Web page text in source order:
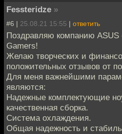
Fessteridze »
#6 | 25.08.21 15:55 | ответить
Поздравляю компанию ASUS
Gamers!
Желаю творческих и
положительных отзывов от
Для меня важнейшими
являются:
Надежные комплектующие
качественная сборка.
Система охлаждения.
Общая надежность и